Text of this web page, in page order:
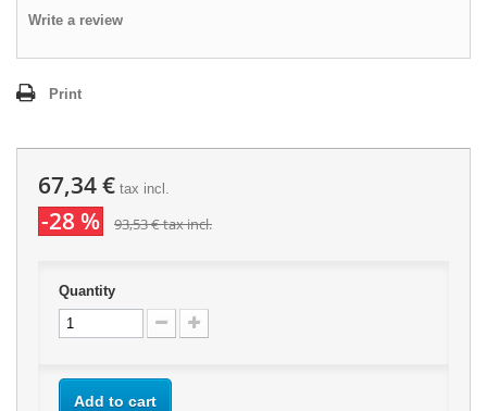
Write a review
Print
67,34 € tax incl.
-28 % 93,53 €tax incl.
Quantity
Add to cart